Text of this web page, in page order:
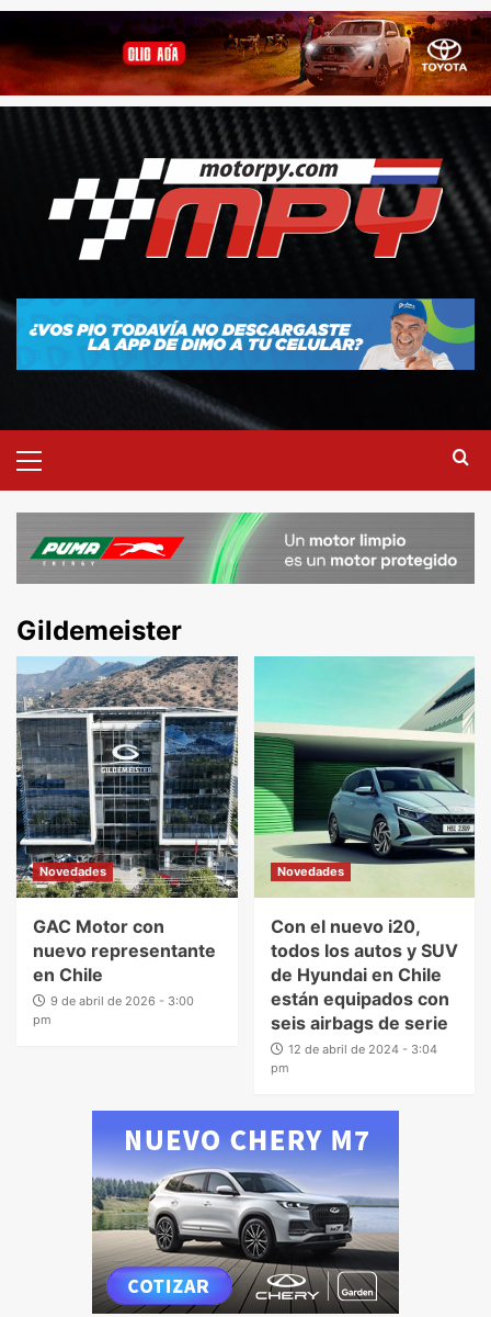
Gildemeister
Novedades
GAC Motor con
nuevo representante
en Chile
9 de abril de 2026 - 3:00
pm
Novedades
Con el nuevo i20,
todos los autos y SUV
de Hyundai en Chile
están equipados con
seis airbags de serie
12 de abril de 2024 - 3:04
pm